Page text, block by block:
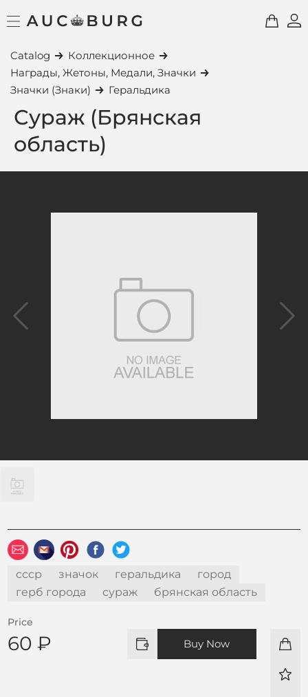
Catalog
Коллекционное
Награды, Жетоны, Медали, Значки
Значки (Знаки)
Геральдика
Сураж (Брянская
область)
ссср значок геральдика
город
герб города
сураж брянская область
Price
60 ₽ Buy Now